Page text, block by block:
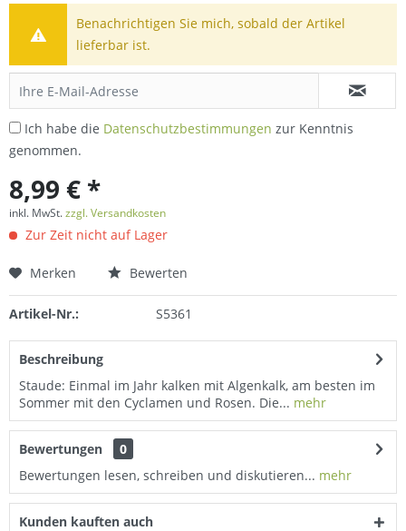
Benachrichtigen Sie mich, sobald der Artikel
lieferbar ist.
Ich habe die Datenschutzbestimmungen zur Kenntnis
genommen.
8,99 € *
inkl. MwSt.zzgl. Versandkosten
Zur Zeit nicht auf Lager
Merken Bewerten
Artikel-Nr.: S5361
Beschreibung
Staude: Einmal im Jahr kalken mit Algenkalk, am besten im
Sommer mit den Cyclamen und Rosen. Die... mehr
Bewertungen
0
Bewertungen lesen, schreiben und diskutieren... mehr
Kunden kauften auch